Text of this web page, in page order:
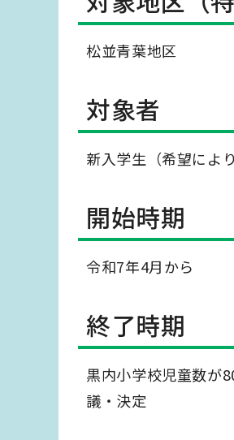
松並青葉地区
対象者
新入学生（希望によ
開始時期
令和7年4月から
終了時期
黒内小学校児童数が
議・決定